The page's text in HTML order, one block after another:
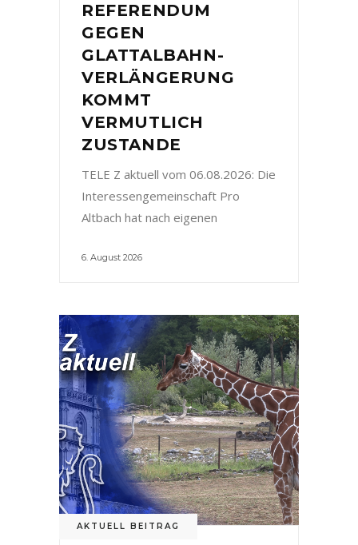
REFERENDUM
GEGEN
GLATTALBAHN-
VERLÄNGERUNG
KOMMT
VERMUTLICH
ZUSTANDE
TELE Z aktuell vom 06.08.2026: Die
Interessengemeinschaft Pro
Altbach hat nach eigenen
6. August 2026
AKTUELL BEITRAG